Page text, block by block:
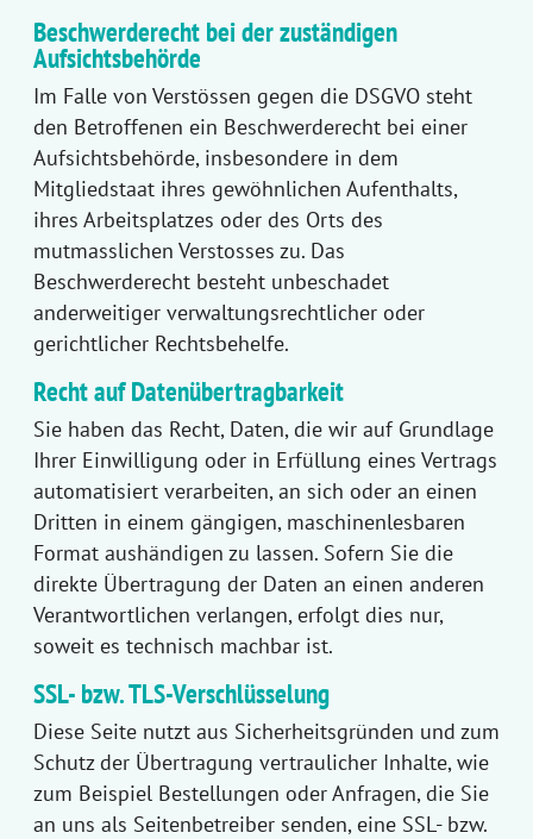
Beschwerderecht bei der zuständigen
Aufsichtsbehörde
Im Falle von Verstössen gegen die DSGVO steht
den Betroffenen ein Beschwerderecht bei einer
Aufsichtsbehörde, insbesondere in dem
Mitgliedstaat ihres gewöhnlichen Aufenthalts,
ihres Arbeitsplatzes oder des Orts des
mutmasslichen Verstosses zu. Das
Beschwerderecht besteht unbeschadet
anderweitiger verwaltungsrechtlicher oder
gerichtlicher Rechtsbehelfe.
Recht auf Datenübertragbarkeit
Sie haben das Recht, Daten, die wir auf Grundlage
Ihrer Einwilligung oder in Erfüllung eines Vertrags
automatisiert verarbeiten, an sich oder an einen
Dritten in einem gängigen, maschinenlesbaren
Format aushändigen zu lassen. Sofern Sie die
direkte Übertragung der Daten an einen anderen
Verantwortlichen verlangen, erfolgt dies nur,
soweit es technisch machbar ist.
SSL- bzw. TLS-Verschlüsselung
Diese Seite nutzt aus Sicherheitsgründen und zum
Schutz der Übertragung vertraulicher Inhalte, wie
zum Beispiel Bestellungen oder Anfragen, die Sie
an uns als Seitenbetreiber senden, eine SSL- bzw.